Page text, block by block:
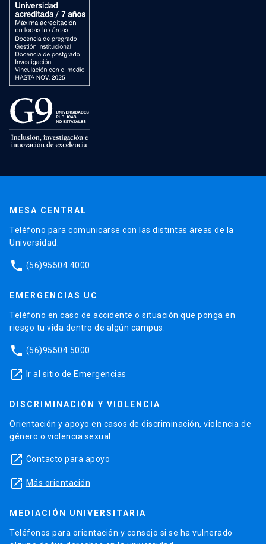
MESA CENTRAL
Teléfono para comunicarse con las distintas áreas de la
Universidad.
phone (56)95504 4000
EMERGENCIAS UC
Teléfono en caso de accidente o situación que ponga en
riesgo tu vida dentro de algún campus.
phone (56)95504 5000
launch Ir al sitio de Emergencias
DISCRIMINACIÓN Y VIOLENCIA
Orientación y apoyo en casos de discriminación, violencia de
género o violencia sexual.
launch Contacto para apoyo
launch Más orientación
MEDIACIÓN UNIVERSITARIA
Teléfonos para orientación y consejo si se ha vulnerado